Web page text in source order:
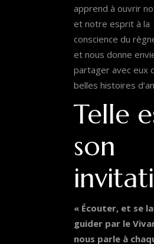
apprend à ouvrir
et notre esprit à la
conscience du
et nous donne
partager avec eux
belles histoires
Telle
son
« Écouter, et se
guider par le
nous parle à